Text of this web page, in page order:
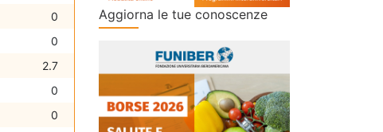
0
0
2.7
0
0
Aggiorna le tue conoscenze